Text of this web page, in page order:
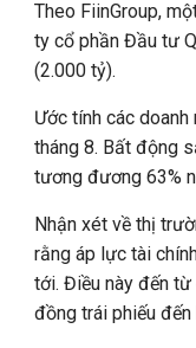
Theo FiinGroup,
ty cổ phần Đầu tư
(2.000 tỷ).
Ước tính các
tháng 8. Bất động
tương đương 63%
Nhận xét về thị
rằng áp lực tài
tới. Điều này đến
đồng trái phiếu